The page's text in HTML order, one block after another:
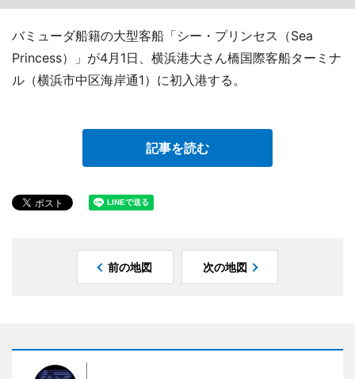
バミューダ船籍の大型客船「シー・プリンセス（Sea
Princess）」が4月1日、横浜港大さん橋国際客船ターミナ
ル（横浜市中区海岸通1）に初入港する。
記事を読む
前の地図 次の地図